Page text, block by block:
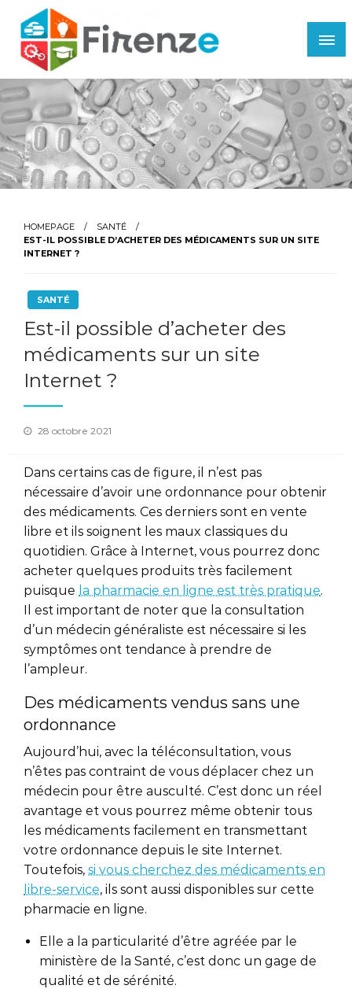
content
Firenze
HOMEPAGE
SANTÉ
EST-IL POSSIBLE D’ACHETER DES MÉDICAMENTS SUR UN SITE
INTERNET ?
SANTÉ
Est-il possible d’acheter des
médicaments sur un site
Internet ?
Posted
28 octobre 2021
Dans certains cas de figure, il n’est pas
nécessaire d’avoir une ordonnance pour obtenir
des médicaments. Ces derniers sont en vente
libre et ils soignent les maux classiques du
quotidien. Grâce à Internet, vous pourrez donc
acheter quelques produits très facilement
puisque la pharmacie en ligne est très pratique.
Il est important de noter que la consultation
d’un médecin généraliste est nécessaire si les
symptômes ont tendance à prendre de
l’ampleur.
Des médicaments vendus sans une
ordonnance
Aujourd’hui, avec la téléconsultation, vous
n’êtes pas contraint de vous déplacer chez un
médecin pour être ausculté. C’est donc un réel
avantage et vous pourrez même obtenir tous
les médicaments facilement en transmettant
votre ordonnance depuis le site Internet.
Toutefois, si vous cherchez des médicaments en
libre-service, ils sont aussi disponibles sur cette
pharmacie en ligne.
Elle a la particularité d’être agréée par le
ministère de la Santé, c’est donc un gage de
qualité et de sérénité.